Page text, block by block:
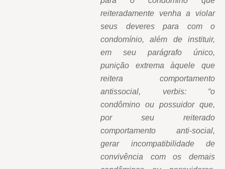
reiteradamente venha a violar
seus deveres para com o
condomínio, além de instituir,
em seu parágrafo único,
punição extrema àquele que
reitera comportamento
antissocial, verbis: “o
condômino ou possuidor que,
por seu reiterado
comportamento anti-social,
gerar incompatibilidade de
convivência com os demais